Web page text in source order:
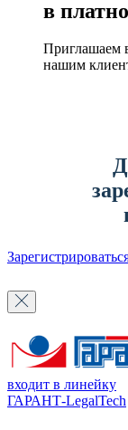
в
Приглашаем
нашим
входит в линейку
ГАРАНТ-LegalTech